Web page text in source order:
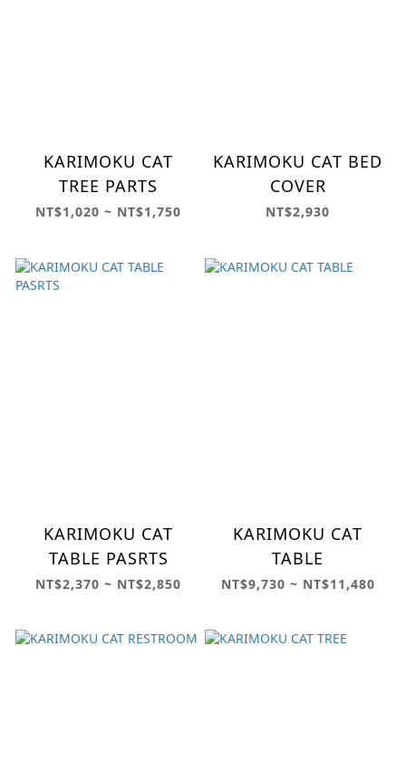
KARIMOKU CAT
TREE PARTS
NT$1,020 ~ NT$1,750
KARIMOKU CAT BED
COVER
NT$2,930
KARIMOKU CAT
TABLE PASRTS
NT$2,370 ~ NT$2,850
KARIMOKU CAT
TABLE
NT$9,730 ~ NT$11,480